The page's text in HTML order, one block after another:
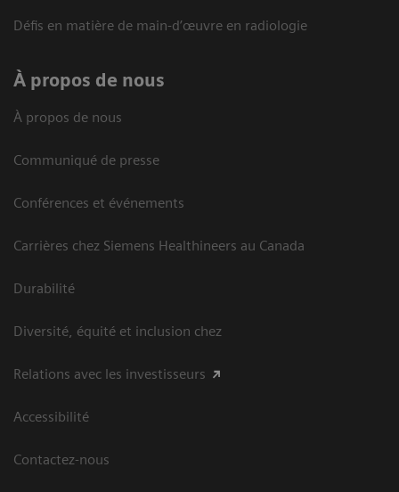
Défis en matière de main-d’œuvre en radiologie
À propos de nous
À propos de nous
Communiqué de presse
Conférences et événements
Carrières chez Siemens Healthineers au Canada
Durabilité
Diversité, équité et inclusion chez
Relations avec les investisseurs
Accessibilité
Contactez-nous